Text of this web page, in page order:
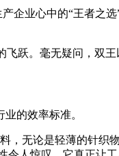
业心中的“王者之
。毫无疑问，双王
的效率标准。
无论是轻薄的针织